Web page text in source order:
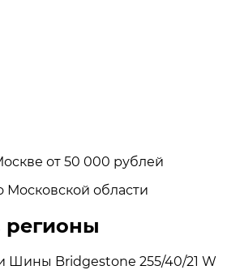
от 50 000 рублей
Московской области
регионы
Шины Bridgestone 255/40/21 W